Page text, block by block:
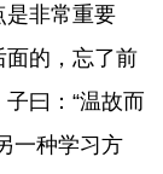
是非常重要
面的，忘了前
曰：“温故而
一种学习方